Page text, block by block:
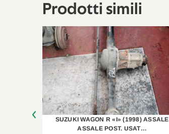
Prodotti simili
SUZUKI WAGON R «I» (1998) ASSALE
ASSALE POST. USAT…